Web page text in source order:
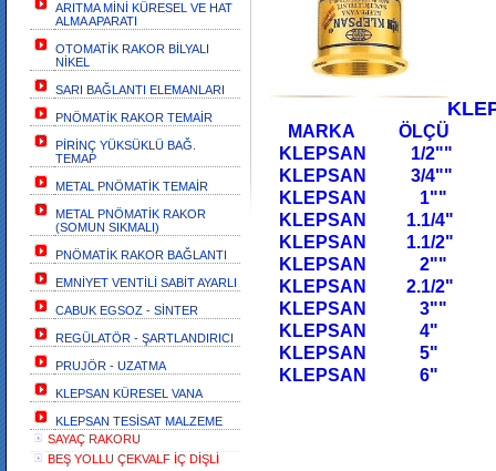
ARITMA MİNİ KÜRESEL VE HAT
ALMA APARATI
OTOMATİK RAKOR BİLYALI
NİKEL
SARI BAĞLANTI ELEMANLARI
PNÖMATİK RAKOR TEMAİR
PİRİNÇ YÜKSÜKLÜ BAĞ.
TEMAP
METAL PNÖMATİK TEMAİR
METAL PNÖMATİK RAKOR
(SOMUN SIKMALI)
PNÖMATİK RAKOR BAĞLANTI
EMNİYET VENTİLİ SABİT AYARLI
CABUK EGSOZ - SİNTER
REGÜLATÖR - ŞARTLANDIRICI
PRUJÖR - UZATMA
KLEPSAN KÜRESEL VANA
KLEPSAN TESİSAT MALZEME
SAYAÇ RAKORU
BEŞ YOLLU ÇEKVALF İÇ DİŞLİ
KLEPSAN
MARKA
KLEPSAN 1/2""
KLEPSAN
KLEPSAN 1""
KLEPSAN
KLEPSAN 1.1/
KLEPSAN 2""
KLEPSAN 2.1/2"
KLEPSAN
KLEPSAN 4"
KLEPSAN 5"
KLEPSAN 6"